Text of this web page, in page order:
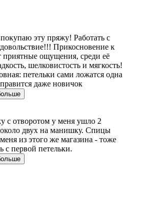
эту пряжу! Работать с
Прикосновение к
приятные ощущения, среди её
шелковистость и мягкость!
петельки сами ложатся одна
даже новичок
с отворотом у меня ушло 2
двух на манишку. Спицы
из этого же магазина - тоже
с первой петельки.